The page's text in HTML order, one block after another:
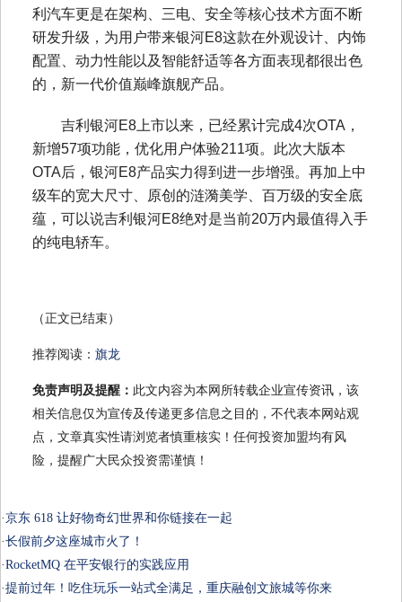
利汽车更是在架构、三电、安全等核心技术方面不断
研发升级，为用户带来银河E8这款在外观设计、内饰
配置、动力性能以及智能舒适等各方面表现都很出色
的，新一代价值巅峰旗舰产品。
吉利银河E8上市以来，已经累计完成4次OTA，
新增57项功能，优化用户体验211项。此次大版本
OTA后，银河E8产品实力得到进一步增强。再加上中
级车的宽大尺寸、原创的涟漪美学、百万级的安全底
蕴，可以说吉利银河E8绝对是当前20万内最值得入手
的纯电轿车。
（正文已结束）
推荐阅读： 旗龙
免责声明及提醒： 此文内容为本网所转载企业宣传资讯，该
相关信息仅为宣传及传递更多信息之目的，不代表本网站观
点，文章真实性请浏览者慎重核实！任何投资加盟均有风
险，提醒广大民众投资需谨慎！
·京东 618 让好物奇幻世界和你链接在一起
·长假前夕这座城市火了！
·RocketMQ 在平安银行的实践应用
·提前过年！吃住玩乐一站式全满足，重庆融创文旅城等你来